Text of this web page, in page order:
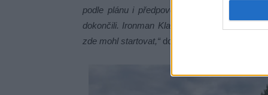
podle plánu i předpovědi počasí. V
dokončili. Ironman Klagenfurt je ikonickou
zde mohl startovat,“ dodává Honza Tománek,